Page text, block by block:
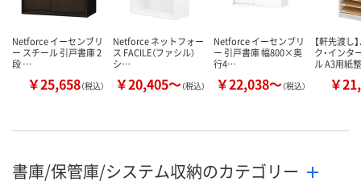
カ
Netforce イーセンブリ
ー スチール 引戸書庫 2
段 …
￥25,658（税込）
Netforce ネットフォー
ス FACILE（ファシル）
シ…
￥20,405～（税込）
Netforce イーセンブリ
ー 引戸書庫 幅800×奥
行4…
￥22,038～（税込）
【軒先渡し
ク・インタ
ル A3用紙
￥
書庫/保管庫/システム収納のカテゴリー